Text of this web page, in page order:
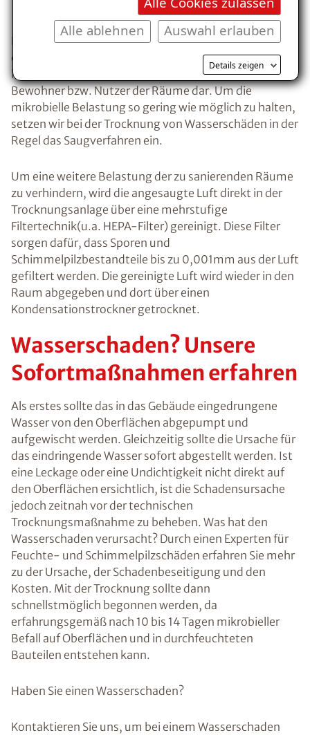
Auswahl erlauben
Alle ablehnen
Details zeigen
Bereits nach 10 bis 14 Tagen können sich in der
durchfeuchteten Dämmung Schimmelpilze gebildet
haben. Diese stellen eine gesundheitliche Gefahr für die
Bewohner bzw. Nutzer der Räume dar. Um die
mikrobielle Belastung so gering wie möglich zu halten,
setzen wir bei der Trocknung von Wasserschäden in der
Regel das Saugverfahren ein.
Um eine weitere Belastung der zu sanierenden Räume
zu verhindern, wird die angesaugte Luft direkt in der
Trocknungsanlage über eine mehrstufige
Filtertechnik(u.a. HEPA-Filter) gereinigt. Diese Filter
sorgen dafür, dass Sporen und
Schimmelpilzbestandteile bis zu 0,001mm aus der Luft
gefiltert werden. Die gereinigte Luft wird wieder in den
Raum abgegeben und dort über einen
Kondensationstrockner getrocknet.
Wasserschaden? Unsere
Sofortmaßnahmen erfahren
Als erstes sollte das in das Gebäude eingedrungene
Wasser von den Oberflächen abgepumpt und
aufgewischt werden. Gleichzeitig sollte die Ursache für
das eindringende Wasser sofort abgestellt werden. Ist
eine Leckage oder eine Undichtigkeit nicht direkt auf
den Oberflächen ersichtlich, ist die Schadensursache
jedoch zeitnah vor der technischen
Trocknungsmaßnahme zu beheben. Was hat den
Wasserschaden verursacht? Durch einen Experten für
Feuchte- und Schimmelpilzschäden erfahren Sie mehr
zu der Ursache, der Schadenbeseitigung und den
Kosten. Mit der Trocknung sollte dann
schnellstmöglich begonnen werden, da
erfahrungsgemäß nach 10 bis 14 Tagen mikrobieller
Befall auf Oberflächen und in durchfeuchteten
Bauteilen entstehen kann.
Haben Sie einen Wasserschaden?
Kontaktieren Sie uns, um bei einem Wasserschaden
Kostenlosen Ratgeber anfordern
Voraussetzung für den Erhalt des kostenfreien
Ratgebers ist die Anmeldung zu unserem Newsletter.